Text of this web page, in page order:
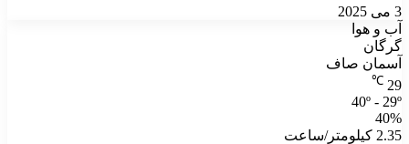
3 می 2025
آب و هوا
گرگان
آسمان صاف
29
℃
40º - 29º
40%
2.35 کیلومتر/ساعت